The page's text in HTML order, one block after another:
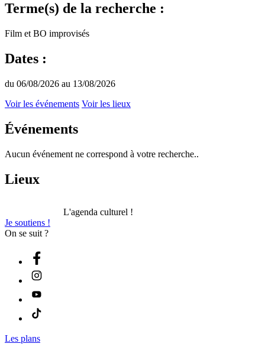
Terme(s) de la recherche :
Film et BO improvisés
Dates :
du 06/08/2026 au 13/08/2026
Voir les événements Voir les lieux
Événements
Aucun événement ne correspond à votre recherche..
Lieux
L'agenda culturel !
Je soutiens !
On se suit ?
Les plans